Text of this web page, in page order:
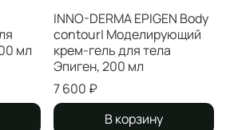
мл
INNO-DERMA EPIGEN Body
contour| Моделирующий
крем-гель для тела
Эпиген, 200 мл
7 600 ₽
В корзину